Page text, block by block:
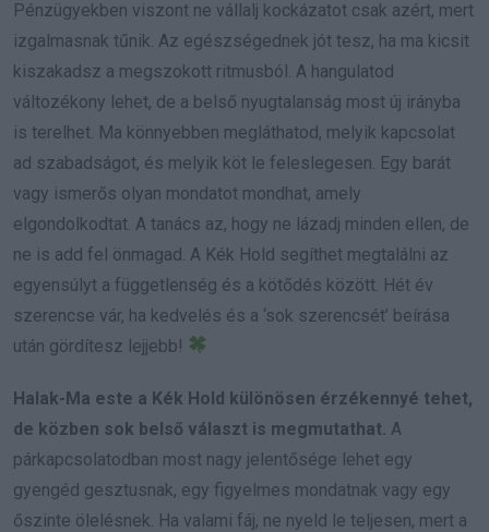
Pénzügyekben viszont ne vállalj kockázatot csak azért, mert
izgalmasnak tűnik. Az egészségednek jót tesz, ha ma kicsit
kiszakadsz a megszokott ritmusból. A hangulatod
változékony lehet, de a belső nyugtalanság most új irányba
is terelhet. Ma könnyebben megláthatod, melyik kapcsolat
ad szabadságot, és melyik köt le feleslegesen. Egy barát
vagy ismerős olyan mondatot mondhat, amely
elgondolkodtat. A tanács az, hogy ne lázadj minden ellen, de
ne is add fel önmagad. A Kék Hold segíthet megtalálni az
egyensúlyt a függetlenség és a kötődés között. Hét év
szerencse vár, ha kedvelés és a ‘sok szerencsét’ beírása
után gördítesz lejjebb!
Halak-Ma este a Kék Hold különösen érzékennyé tehet,
de közben sok belső választ is megmutathat. A
párkapcsolatodban most nagy jelentősége lehet egy
gyengéd gesztusnak, egy figyelmes mondatnak vagy egy
őszinte ölelésnek. Ha valami fáj, ne nyeld le teljesen, mert a